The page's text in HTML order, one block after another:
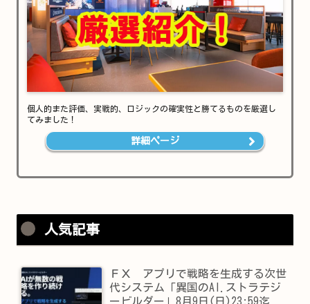
個人的また評価、実戦的、ロジックの確実性と勝てるものを厳選し
てみました！
詳細ページ
人気記事
ＦＸ アプリで戦略を生成する次世
代システム「異国のAI.ストラテジ
ービルダー」8月9日(日)23:59迄